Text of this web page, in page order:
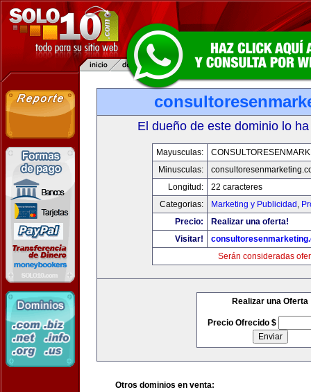
El dueño de este dominio lo
Mayusculas:
Minusculas:
Longitud:
22 caracteres
Categorias:
Marketing y Publicidad ,
Precio:
Realizar una oferta!
Visitar!
Serán consideradas
Realizar una Oferta
Precio Ofrecido $
Otros dominios en venta: